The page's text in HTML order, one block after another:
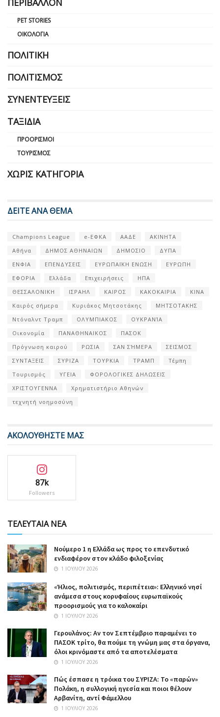
ΠΕΡΙΒΆΛΛΟΝ
PET STORIES
ΟΙΚΟΛΟΓΊΑ
ΠΟΛΙΤΙΚΉ
ΠΟΛΙΤΙΣΜΌΣ
ΣΥΝΕΝΤΕΎΞΕΙΣ
ΤΑΞΊΔΙΑ
ΠΡΟΟΡΙΣΜΟΊ
ΤΟΥΡΙΣΜΌΣ
ΧΩΡΊΣ ΚΑΤΗΓΟΡΊΑ
ΔΕΙΤΕ ΑΝΑ ΘΕΜΑ
Champions League e-ΕΦΚΑ ΑΑΔΕ
ΑΚΙΝΗΤΑ
Αθήνα
ΔΗΜΟΣ ΑΘΗΝΑΙΩΝ ΔΗΜΟΣΙΟ
ΔΥΠΑ
ΕΝΦΙΑ
ΕΠΕΝΔΥΣΕΙΣ ΕΥΡΩΠΑΪΚΗ ΕΝΩΣΗ
ΕΥΡΩΠΗ
ΕΦΟΡΙΑ
Ελλάδα Επιχειρήσεις
ΗΠΑ
ΘΕΣΣΑΛΟΝΙΚΗ
ΙΣΡΑΗΛ ΚΑΙΡΟΣ ΚΑΚΟΚΑΙΡΙΑ
ΚΙΝΑ
Καιρός σήμερα
Κυριάκος Μητσοτάκης
ΜΗΤΣΟΤΑΚΗΣ
Ντόναλντ Τραμπ
ΟΛΥΜΠΙΑΚΟΣ
ΟΥΚΡΑΝΊΑ
Οικονομία
ΠΑΝΑΘΗΝΑΙΚΟΣ
ΠΑΣΟΚ
Πρόγνωση καιρού
ΡΩΣΙΑ ΣΑΝ ΣΉΜΕΡΑ
ΣΕΙΣΜΟΣ
ΣΥΝΤΑΞΕΙΣ
ΣΥΡΙΖΑ ΤΟΥΡΚΙΑ ΤΡΑΜΠ
Τέμπη
Τουρισμός
ΥΓΕΙΑ
ΦΟΡΟΛΟΓΙΚΕΣ ΔΗΛΩΣΕΙΣ
ΧΡΙΣΤΟΥΓΕΝΝΑ
Χρηματιστήριο Αθηνών
τεχνητή νοημοσύνη
ΑΚΟΛΟΥΘΗΣΤΕ ΜΑΣ
87k
Followers
ΤΕΛΕΥΤΑΙΑ ΝΕΑ
Nούμερο 1 η Ελλάδα ως προς το επενδυτικό
ενδιαφέρον στον κλάδο φιλοξενίας
1 ΙΟΥΛΊΟΥ 2026
«Ήλιος, πολιτισμός, περιπέτεια»: Ελληνικό νησί
ανάμεσα στους κορυφαίους ευρωπαϊκούς
προορισμούς για το καλοκαίρι
1 ΙΟΥΛΊΟΥ 2026
Γερουλάνος: Αν τον Σεπτέμβριο παραμένει το
ΠΑΣΟΚ τρίτο, θα πούμε τη γνώμη μας στα όργανα,
όλοι κρινόμαστε από τα αποτελέσματα
1 ΙΟΥΛΊΟΥ 2026
Πώς έσπασε η τρόικα του ΣΥΡΙΖΑ: Το «παρών»
Πολάκη, η συλλογική ηγεσία και ποιοι θέλουν
Αρβανίτη, αντί Φάμελλου
1 ΙΟΥΛΊΟΥ 2026